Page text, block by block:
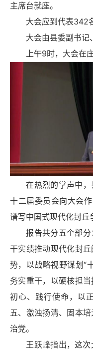
主席台就座。
大会应到代表342名
大会由县委副书记、
上午9时，大会在庄
在热烈的掌声中，
十二届委员会向大会
谱写中国式现代化封丘
报告共分五个部分
干实绩推动现代化封
势，以战略视野谋划“
务实重干，以硬核担
初心、践行使命，以
五、激浊扬清、固本
治党。
王跃峰指出，这次